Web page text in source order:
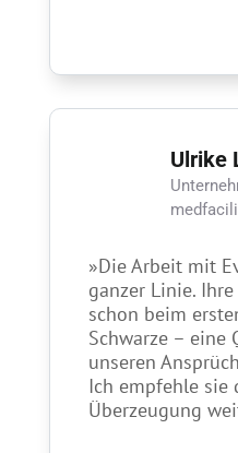
Ulrike
»Die Arbeit mit
ganzer Linie.
schon beim
Schwarze – eine
unseren
Ich empfehle sie
Überzeugung